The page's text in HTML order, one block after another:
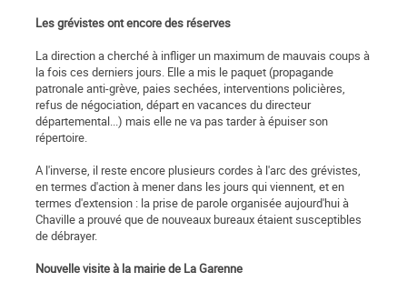
Les grévistes ont encore des réserves
La direction a cherché à infliger un maximum de mauvais coups à
la fois ces derniers jours. Elle a mis le paquet (propagande
patronale anti-grève, paies sechées, interventions policières,
refus de négociation, départ en vacances du directeur
départemental...) mais elle ne va pas tarder à épuiser son
répertoire.
A l'inverse, il reste encore plusieurs cordes à l'arc des grévistes,
en termes d'action à mener dans les jours qui viennent, et en
termes d'extension : la prise de parole organisée aujourd'hui à
Chaville a prouvé que de nouveaux bureaux étaient susceptibles
de débrayer.
Nouvelle visite à la mairie de La Garenne